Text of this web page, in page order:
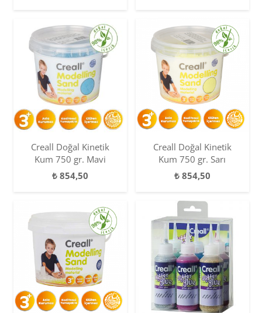
Creall Doğal Kinetik
Kum 750 gr. Mavi
₺854,50
Creall Doğal Kinetik
Kum 750 gr. Sarı
₺854,50